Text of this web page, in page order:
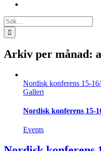
Sök
efter:
Arkiv per månad:
Nordisk konferens 15-16/
Galleri
Nordisk konferens 15-
Events